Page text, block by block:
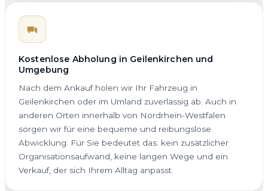
Kostenlose Abholung in Geilenkirchen und
Umgebung
Nach dem Ankauf holen wir Ihr Fahrzeug in
Geilenkirchen oder im Umland zuverlässig ab. Auch in
anderen Orten innerhalb von Nordrhein-Westfalen
sorgen wir für eine bequeme und reibungslose
Abwicklung. Für Sie bedeutet das: kein zusätzlicher
Organisationsaufwand, keine langen Wege und ein
Verkauf, der sich Ihrem Alltag anpasst.